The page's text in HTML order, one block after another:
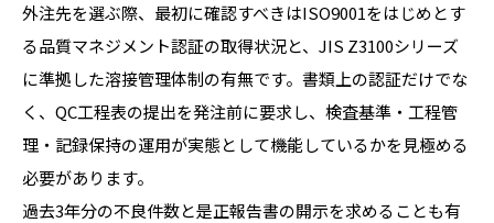
外注先を選ぶ際、最初に確認すべきはISO9001をはじめとす
る品質マネジメント認証の取得状況と、JIS Z3100シリーズ
に準拠した溶接管理体制の有無です。書類上の認証だけでな
く、QC工程表の提出を発注前に要求し、検査基準・工程管
理・記録保持の運用が実態として機能しているかを見極める
必要があります。
過去3年分の不良件数と是正報告書の開示を求めることも有